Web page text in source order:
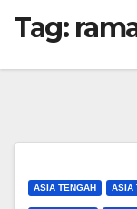
Tag:
ASIA TENGAH ASIA